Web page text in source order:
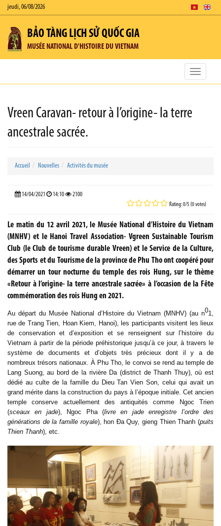
jeudi, 06/08/2026
BẢO TÀNG LỊCH SỬ QUỐC GIA
MUSÉE NATIONAL D'HISTOIRE DU VIETNAM
Toggle
Vreen Caravan- retour à l’origine- la terre
ancestrale sacrée.
Accueil Nouvelles Activités du musée
14/04/2021 14:10 2100
Rating: 0/5 (0 votes)
Le matin du 12 avril 2021, le Musée National d’Histoire du Vietnam
(MNHV) et le Hanoi Travel Association- Vgreen Sustainable Tourism
Club (le Club de tourisme durable Vreen) et le Service de la Culture,
des Sports et du Tourisme de la province de Phu Tho ont coopéré pour
démarrer un tour nocturne du temple des rois Hung, sur le thème
«Retour à l’origine- la terre ancestrale sacrée» à l’occasion de la Fête
commémoration des rois Hung en 2021.
Au départ du Musée National d’Histoire du Vietnam (MNHV) (au n01,
rue de Trang Tien, Hoan Kiem, Hanoi), les participants visitent les lieux
de conservation et d’exposition et se renseignent sur l’histoire du
Vietnam à partir de la période préhistorique jusqu’à ce jour, à travers le
système de documents et d’objets très précieux dont il y a de
nombreux trésors nationaux. À Phu Tho, le convoi se rend au temple de
Lang Suong, au bord de la rivière Da (district de Thanh Thuy), où est
dédié au culte de la famille du Dieu Tan Vien Son, celui qui avait un
grand mérite dans la construction du pays à l’époque initiale. Cet ancien
temple conserve actuellement des antiquités comme Ngoc Trien
(sceaux en jade), Ngoc Pha (livre en jade enregistre l’ordre des
générations de la famille royale), hon Đa Quy, gieng Thien Thanh (puits
Thien Thanh), etc.